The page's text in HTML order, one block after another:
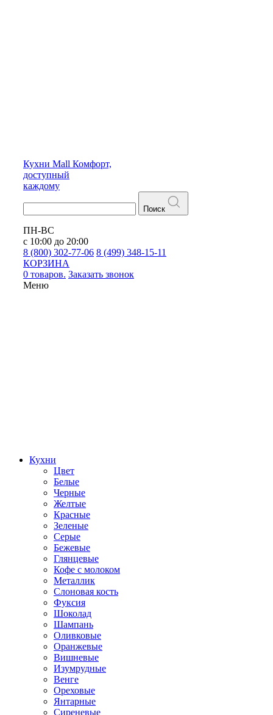
Кухни Mall Комфорт,
доступный
каждому
Поиск
ПН-ВС
с 10:00 до 20:00
8 (800) 302-77-06 8 (499) 348-15-11
КОРЗИНА
0 товаров. Заказать звонок
Меню
Кухни
Цвет
Белые
Черные
Желтые
Красные
Зеленые
Серые
Бежевые
Глянцевые
Кофе с молоком
Металлик
Слоновая кость
Фуксия
Шоколад
Шампань
Оливковые
Оранжевые
Вишневые
Изумрудные
Венге
Ореховые
Янтарные
Сиреневые